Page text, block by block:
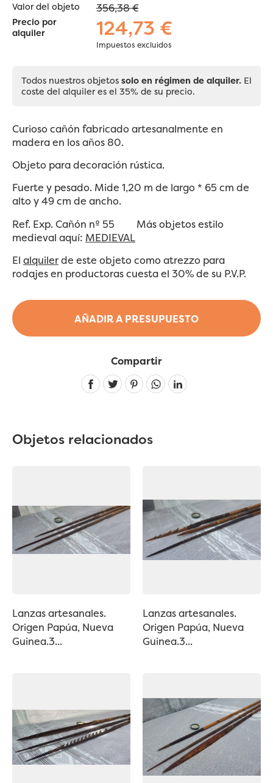
AÑADIR A PRESUPUESTO
Valor del objeto 356,38 €
Precio por
alquiler
124,73 €
Impuestos excluidos
Todos nuestros objetos solo en régimen de alquiler. El
coste del alquiler es el 35% de su precio.
Curioso cañón fabricado artesanalmente en
madera en los años 80.
Objeto para decoración rústica.
Fuerte y pesado. Mide 1,20 m de largo * 65 cm de
alto y 49 cm de ancho.
Ref. Exp. Cañón nº 55 Más objetos estilo
medieval aquí: MEDIEVAL
El alquilerde este objeto como atrezzo para
rodajes en productoras cuesta el 30% de su P.V.P.
Compartir
Linkedin
Objetos relacionados
Lanzas artesanales.
Origen Papúa, Nueva
Guinea.3...
Lanzas artesanales.
Origen Papúa, Nueva
Guinea.3...